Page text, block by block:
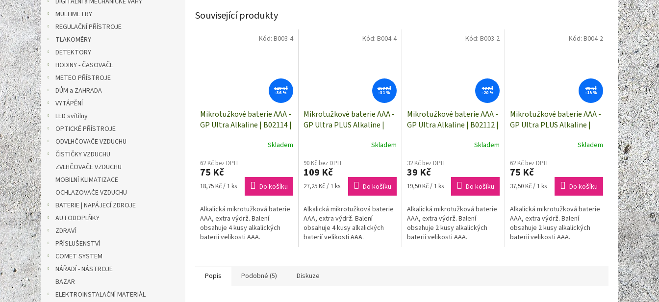
MULTIMETRY
REGULAČNÍ PŘÍSTROJE
TLAKOMĚRY
DETEKTORY
HODINY - ČASOVAČE
METEO PŘÍSTROJE
DŮM a ZAHRADA
VYTÁPĚNÍ
LED svítilny
OPTICKÉ PŘÍSTROJE
ODVLHČOVAČE VZDUCHU
ČISTIČKY VZDUCHU
ZVLHČOVAČE VZDUCHU
MOBILNÍ KLIMATIZACE
OCHLAZOVAČE VZDUCHU
BATERIE | NAPÁJECÍ ZDROJE
AUTODOPLŇKY
ZDRAVÍ
PŘÍSLUŠENSTVÍ
COMET SYSTEM
NÁŘADÍ - NÁSTROJE
BAZAR
ELEKTROINSTALAČNÍ MATERIÁL
Související produkty
119 Kč
–36 %
Mikrotužkové baterie AAA -
GP Ultra Alkaline | B02114 |
Skladem
62 Kč bez DPH
75 Kč
Měrná
18,75 Kč / 1 ks Do košíku
Alkalická mikrotužková baterie
AAA, extra výdrž. Balení
obsahuje 4 kusy alkalických
baterií velikosti AAA.
Kód: B003-4
159 Kč
–31 %
Mikrotužkové baterie AAA -
GP Ultra PLUS Alkaline |
Skladem
90 Kč bez DPH
109 Kč
Měrná
27,25 Kč / 1 ks Do košíku
Alkalická mikrotužková baterie
AAA, extra výdrž. Balení
obsahuje 4 kusy alkalických
baterií velikosti AAA.
Kód: B004-4
49 Kč
–20 %
Mikrotužkové baterie AAA -
GP Ultra Alkaline | B02112 |
Skladem
32 Kč bez DPH
39 Kč
Měrná
19,50 Kč / 1 ks Do košíku
Alkalická mikrotužková baterie
AAA, extra výdrž. Balení
obsahuje 2 kusy alkalických
baterií velikosti AAA.
Kód:B003-2
89 Kč
–15 %
Mikrotužkové baterie AAA -
GP Ultra PLUS Alkaline |
Skladem
62 Kč bez DPH
75 Kč
Měrná
37,50 Kč / 1 ks Do košíku
Alkalická mikrotužková baterie
AAA, extra výdrž. Balení
obsahuje 2 kusy alkalických
baterií velikosti AAA.
Kód: B004-2
Popis Podobné (5) Diskuze